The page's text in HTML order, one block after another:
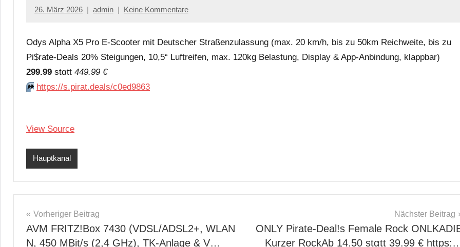
26. März 2026 admin Keine Kommentare
Odys Alpha X5 Pro E-Scooter mit Deutscher Straßenzulassung (max. 20 km/h, bis zu 50km Reichweite, bis zu
Pi$rate-Deals 20% Steigungen, 10,5“ Luftreifen, max. 120kg Belastung, Display & App-Anbindung, klappbar)
299.99 stαtt 449.99 €
⏩️ https://s.pirat.deals/c0ed9863
View Source
Hauptkanal
Beitragsnavigation
Vorheriger Beitrag
AVM FRITZ!Box 7430 (VDSL/ADSL2+, WLAN
N, 450 MBit/s (2,4 GHz), TK-Anlage & V…
Nächster Beitrag
ONLY Pirate-Deal!s Female Rock
Kurzer RockАb 14.50 stαtt 39.99 €